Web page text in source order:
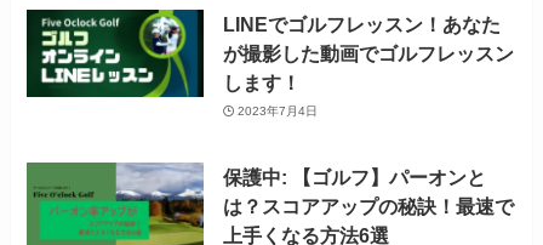
LINEでゴルフレッスン！あなた
が撮影した動画でゴルフレッスン
します！
2023年7月4日
保護中: 【ゴルフ】パーオンと
は？スコアアップの秘訣！最速で
上手くなる方法6選